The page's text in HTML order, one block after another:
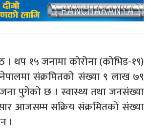
। थप १५ जनामा कोरोना (कोभिड-१९)
संक्रमितको संख्या ९ लाख ७९
पुगेको छ । स्वास्थ्य तथा जनसंख्या
आजसम्म सक्रिय संक्रमितको संख्या
।